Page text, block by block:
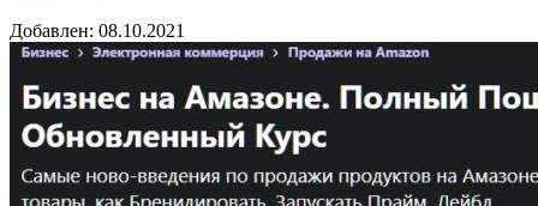
Добавлен: 08.10.2021